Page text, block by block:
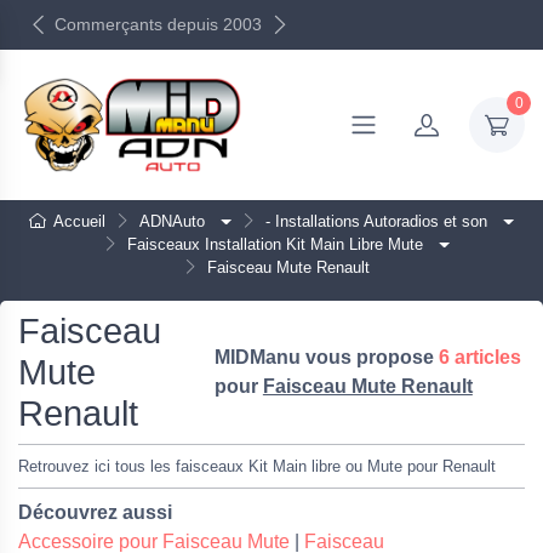
Commerçants depuis 2003
0
Accueil ADNAuto
- Installations Autoradios et son
Faisceaux Installation Kit Main Libre Mute
Faisceau Mute Renault
Faisceau
Mute
Renault
MIDManu vous propose 6 articles
pour Faisceau Mute Renault
Retrouvez ici tous les faisceaux Kit Main libre ou Mute pour Renault
Découvrez aussi
Accessoire pour Faisceau Mute
Faisceau